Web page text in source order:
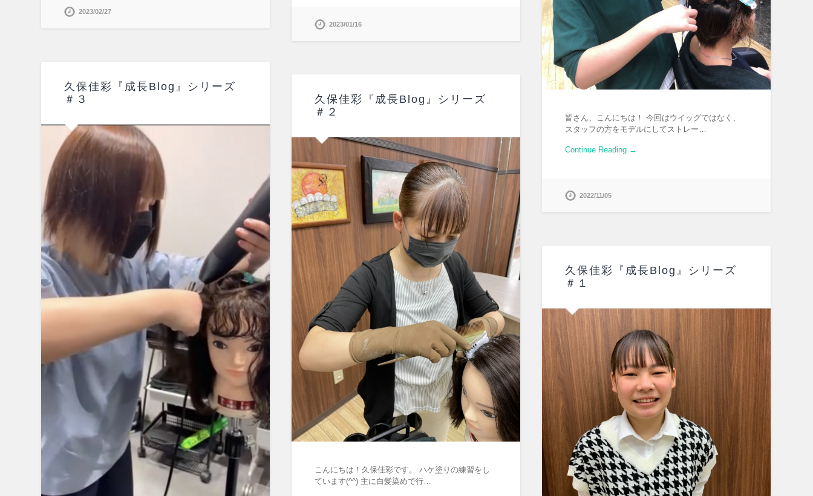
2023/02/27
2023/01/16
皆さん、こんにちは！ 今回はウイッグではなく、
スタッフの方をモデルにしてストレー…
Continue Reading →
2022/11/05
久保佳彩『成長Blog』シリーズ
＃３
久保佳彩『成長Blog』シリーズ
＃２
こんにちは！久保佳彩です。 ハケ塗りの練習をし
ています(^^) 主に白髪染めで行…
久保佳彩『成長Blog』シリーズ
＃１